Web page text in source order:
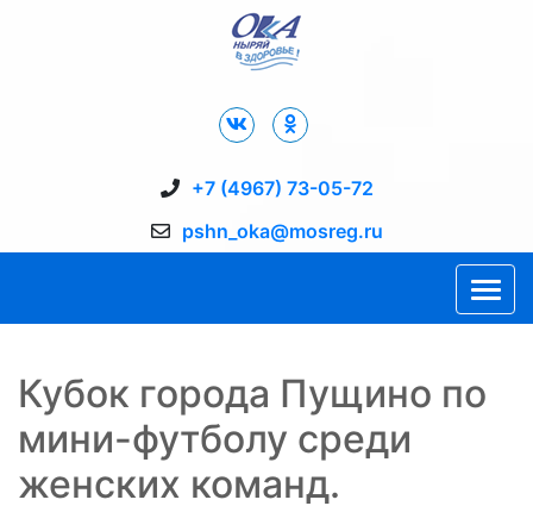
+7 (4967) 73-05-72
pshn_oka@mosreg.ru
Кубок города Пущино по
мини-футболу среди
женских команд.